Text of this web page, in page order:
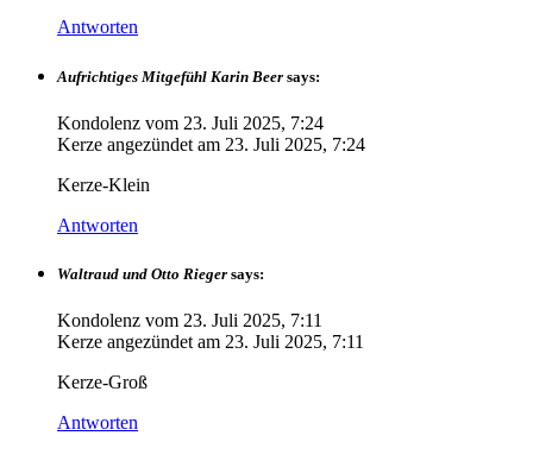
Antworten
Aufrichtiges Mitgefühl Karin Beer says:
Kondolenz vom 23. Juli 2025, 7:24
Kerze angezündet am 23. Juli 2025, 7:24
Kerze-Klein
Antworten
Waltraud und Otto Rieger says:
Kondolenz vom 23. Juli 2025, 7:11
Kerze angezündet am 23. Juli 2025, 7:11
Kerze-Groß
Antworten